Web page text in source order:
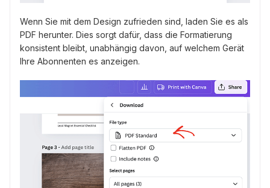
Wenn Sie mit dem Design zufrieden sind, laden Sie es als
PDF herunter. Dies sorgt dafür, dass die Formatierung
konsistent bleibt, unabhängig davon, auf welchem Gerät
Ihre Abonnenten es anzeigen.